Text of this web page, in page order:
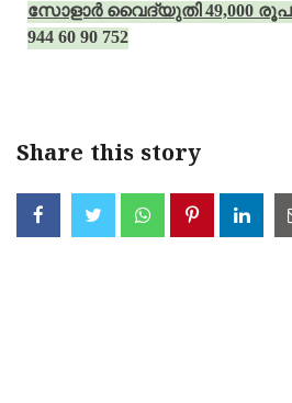
സോളാര്‍ വൈദ്യുതി 49,000
944 60 90 752
Share this story